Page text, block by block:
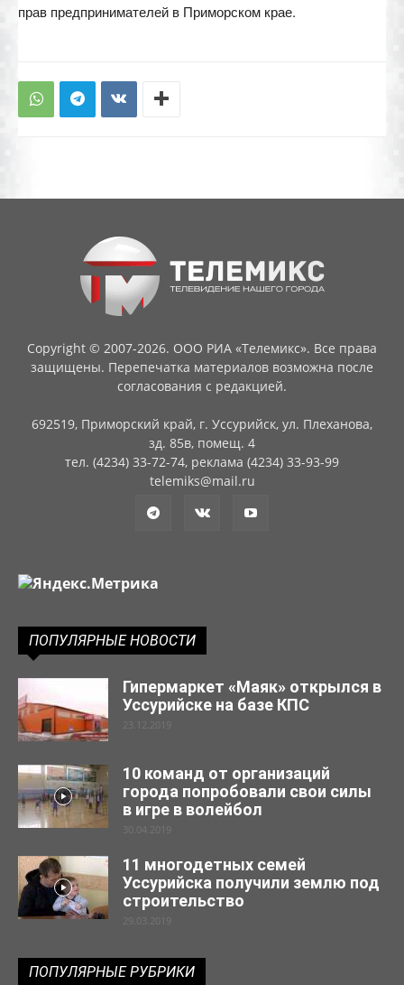
прав предпринимателей в Приморском крае.
Copyright © 2007-2026. ООО РИА «Телемикс». Все права
защищены. Перепечатка материалов возможна после
согласования с редакцией.
692519, Приморский край, г. Уссурийск, ул. Плеханова,
зд. 85в, помещ. 4
тел. (4234) 33-72-74, реклама (4234) 33-93-99
telemiks@mail.ru
ПОПУЛЯРНЫЕ НОВОСТИ
Гипермаркет «Маяк» открылся в
Уссурийске на базе КПС
23.12.2019
10 команд от организаций
города попробовали свои силы
в игре в волейбол
30.04.2019
11 многодетных семей
Уссурийска получили землю под
строительство
29.03.2019
ПОПУЛЯРНЫЕ РУБРИКИ